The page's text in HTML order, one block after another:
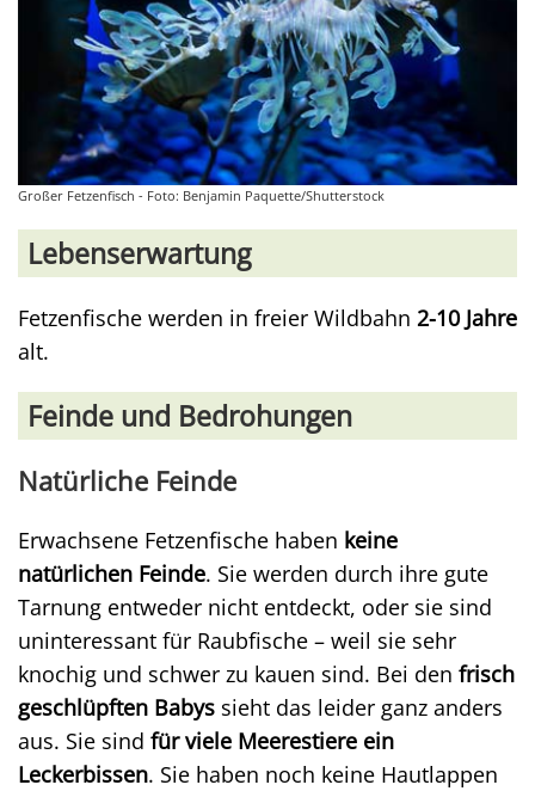
Großer Fetzenfisch - Foto: Benjamin Paquette/Shutterstock
Lebenserwartung
Fetzenfische werden in freier Wildbahn 2-10 Jahre
alt.
Feinde und Bedrohungen
Natürliche Feinde
Erwachsene Fetzenfische haben keine
natürlichen Feinde. Sie werden durch ihre gute
Tarnung entweder nicht entdeckt, oder sie sind
uninteressant für Raubfische – weil sie sehr
knochig und schwer zu kauen sind. Bei den frisch
geschlüpften Babys sieht das leider ganz anders
aus. Sie sind für viele Meerestiere ein
Leckerbissen. Sie haben noch keine Hautlappen